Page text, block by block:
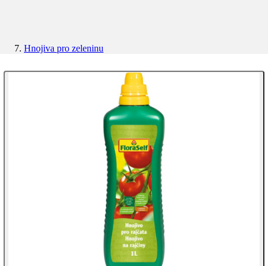
Hnojiva pro zeleninu